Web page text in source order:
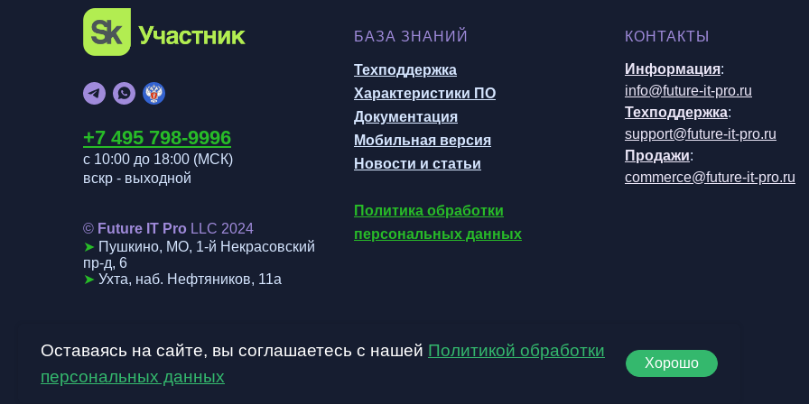
Оставаясь на сайте, вы соглашаетесь с нашей Политикой обработки
персональных данных
Хорошо
+7 495 798-9996
с 10:00 до 18:00 (МСК)
вскр - выходной
© Future IT Pro LLC 2024
➤ Пушкино, МО, 1-й Некрасовский
пр-д, 6
➤ Ухта, наб. Нефтяников, 11а
БАЗА ЗНАНИЙ
Техподдержка
Характеристики ПО
Документация
Мобильная версия
Новости и статьи
Политика обработки
персональных данных
КОНТАКТЫ
Информация:
info@future-it-pro.ru
Техподдержка:
support@future-it-pro.ru
Продажи:
commerce@future-it-pro.ru